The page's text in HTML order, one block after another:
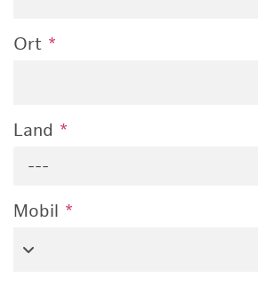
Ort *
Land *
---
Mobil *